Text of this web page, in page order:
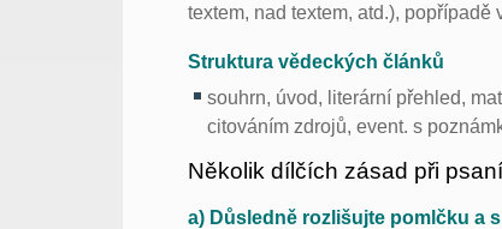
textem, nad textem, atd.), popřípadě
Struktura vědeckých článků
souhrn, úvod, literární přehled,
citováním zdrojů, event. s
Několik dílčích zásad při
a) Důsledně rozlišujte pomlčku a